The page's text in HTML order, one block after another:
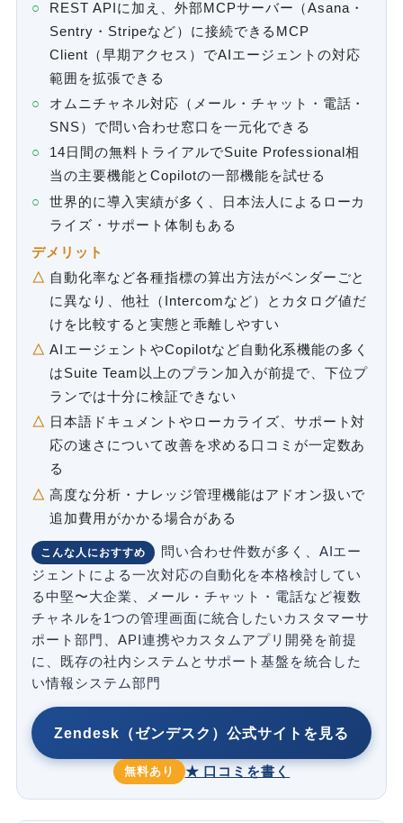
REST APIに加え、外部MCPサーバー（Asana・
Sentry・Stripeなど）に接続できるMCP
Client（早期アクセス）でAIエージェントの対応
範囲を拡張できる
オムニチャネル対応（メール・チャット・電話・
SNS）で問い合わせ窓口を一元化できる
14日間の無料トライアルでSuite Professional相
当の主要機能とCopilotの一部機能を試せる
世界的に導入実績が多く、日本法人によるローカ
ライズ・サポート体制もある
デメリット
自動化率など各種指標の算出方法がベンダーごと
に異なり、他社（Intercomなど）とカタログ値だ
けを比較すると実態と乖離しやすい
AIエージェントやCopilotなど自動化系機能の多く
はSuite Team以上のプラン加入が前提で、下位プ
ランでは十分に検証できない
日本語ドキュメントやローカライズ、サポート対
応の速さについて改善を求める口コミが一定数あ
る
高度な分析・ナレッジ管理機能はアドオン扱いで
追加費用がかかる場合がある
こんな人におすすめ
問い合わせ件数が多く、AIエー
ジェントによる一次対応の自動化を本格検討してい
る中堅〜大企業、メール・チャット・電話など複数
チャネルを1つの管理画面に統合したいカスタマーサ
ポート部門、API連携やカスタムアプリ開発を前提
に、既存の社内システムとサポート基盤を統合した
い情報システム部門
Zendesk（ゼンデスク）公式サイトを見る
無料あり ★ 口コミを書く